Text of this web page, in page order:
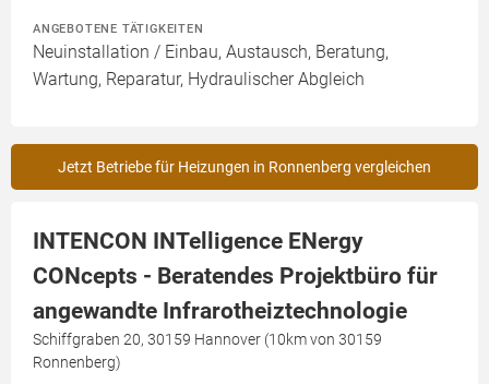
ANGEBOTENE TÄTIGKEITEN
Neuinstallation / Einbau, Austausch, Beratung,
Wartung, Reparatur, Hydraulischer Abgleich
Jetzt Betriebe für Heizungen in Ronnenberg vergleichen
INTENCON INTelligence ENergy
CONcepts - Beratendes Projektbüro für
angewandte Infrarotheiztechnologie
Schiffgraben 20, 30159 Hannover (10km von 30159
Ronnenberg)